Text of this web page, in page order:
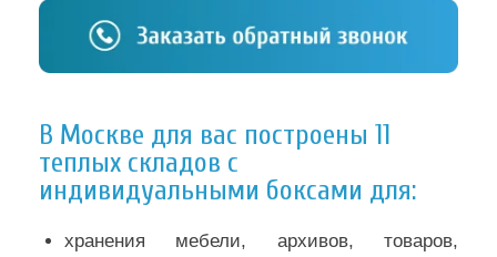
В Москве для вас построены 11
теплых складов с
индивидуальными боксами для:
хранения мебели, архивов, товаров,